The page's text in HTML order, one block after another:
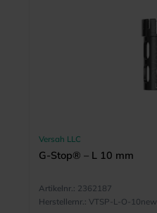
Versah LLC
G-Stop® – L 10 mm
Artikelnr.: 2362187
Herstellernr.: VTSP-L-O-10new